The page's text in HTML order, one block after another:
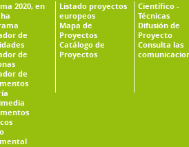
2020, en
de
de
de
Listado proyectos
europeos
Mapa de
Proyectos
Catálogo de
Proyectos
Científico -
Técnicas
Difusión de
Proyecto
Consulta las